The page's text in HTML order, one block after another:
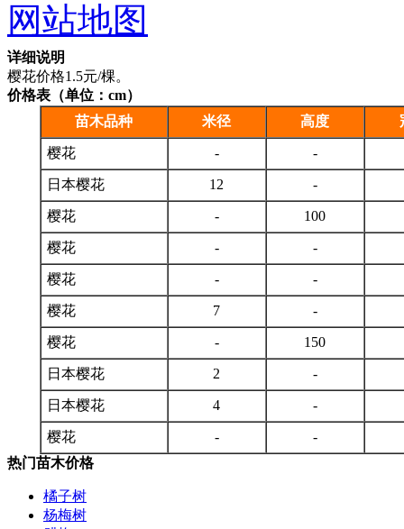
详细说明
樱花价格1.5元/棵。
价格表（单位：cm）
苗木品种
米径 高度
樱花 - -
日本樱花 12 -
樱花 - 100
樱花 - -
樱花 - -
樱花 7 -
樱花 - 150
日本樱花 2 -
日本樱花 4 -
樱花 -
-
热门苗木价格
橘子树
杨梅树
网站地图